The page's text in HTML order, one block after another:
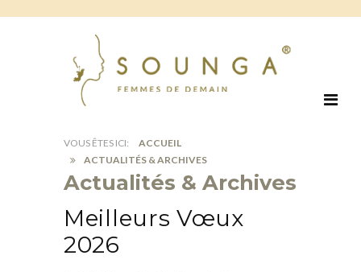
ACCUEIL
ACTUALITÉS & ARCHIVES
Actualités & Archives
Meilleurs Vœux
2026